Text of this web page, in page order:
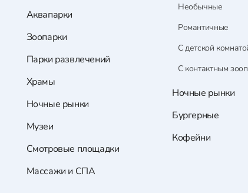
Аквапарки
Зоопарки
Парки развлечений
Храмы
Ночные рынки
Музеи
Смотровые площадки
Массажи и СПА
Необычные
Романтичные
С детской
С контактным
Ночные рынки
Бургерные
Кофейни